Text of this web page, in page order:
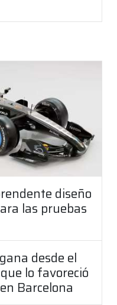
diseño
las pruebas
desde el
lo favoreció
Barcelona